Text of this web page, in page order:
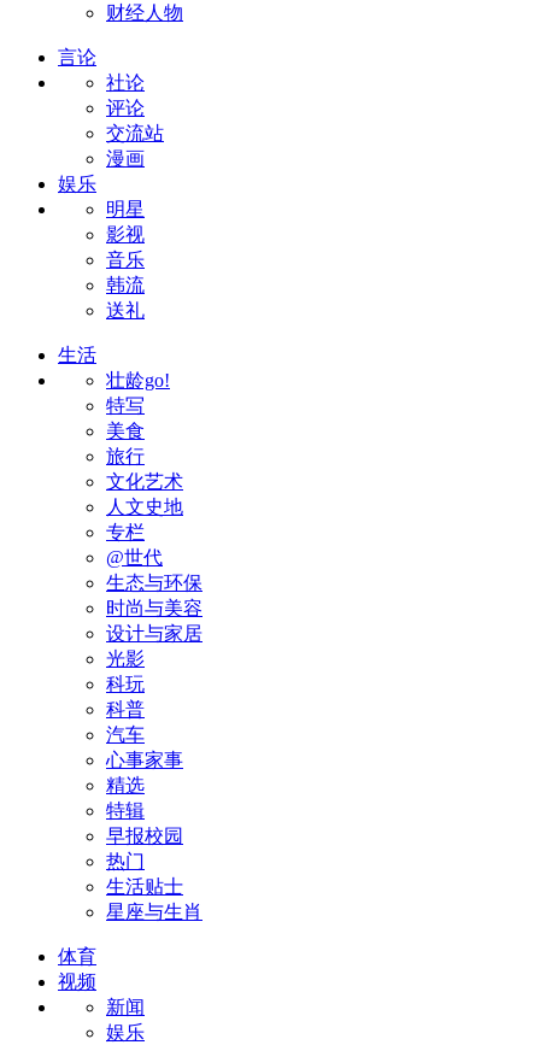
财经人物
言论
社论
评论
交流站
漫画
娱乐
明星
影视
音乐
韩流
送礼
生活
壮龄go!
特写
美食
旅行
文化艺术
人文史地
专栏
@世代
生态与环保
时尚与美容
设计与家居
光影
科玩
科普
汽车
心事家事
精选
特辑
早报校园
热门
生活贴士
星座与生肖
体育
视频
新闻
娱乐